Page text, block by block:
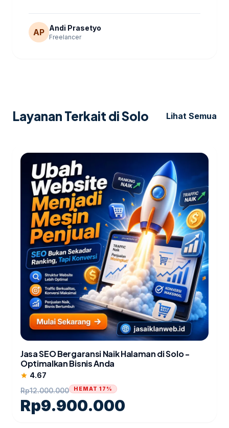
AP Andi Prasetyo
Freelancer
Layanan Terkait di Solo Lihat Semua
Jasa SEO Bergaransi Naik Halaman di Solo -
Optimalkan Bisnis Anda
star 4.67
Rp12.000.000
Rp9.900.000
HEMAT 17%